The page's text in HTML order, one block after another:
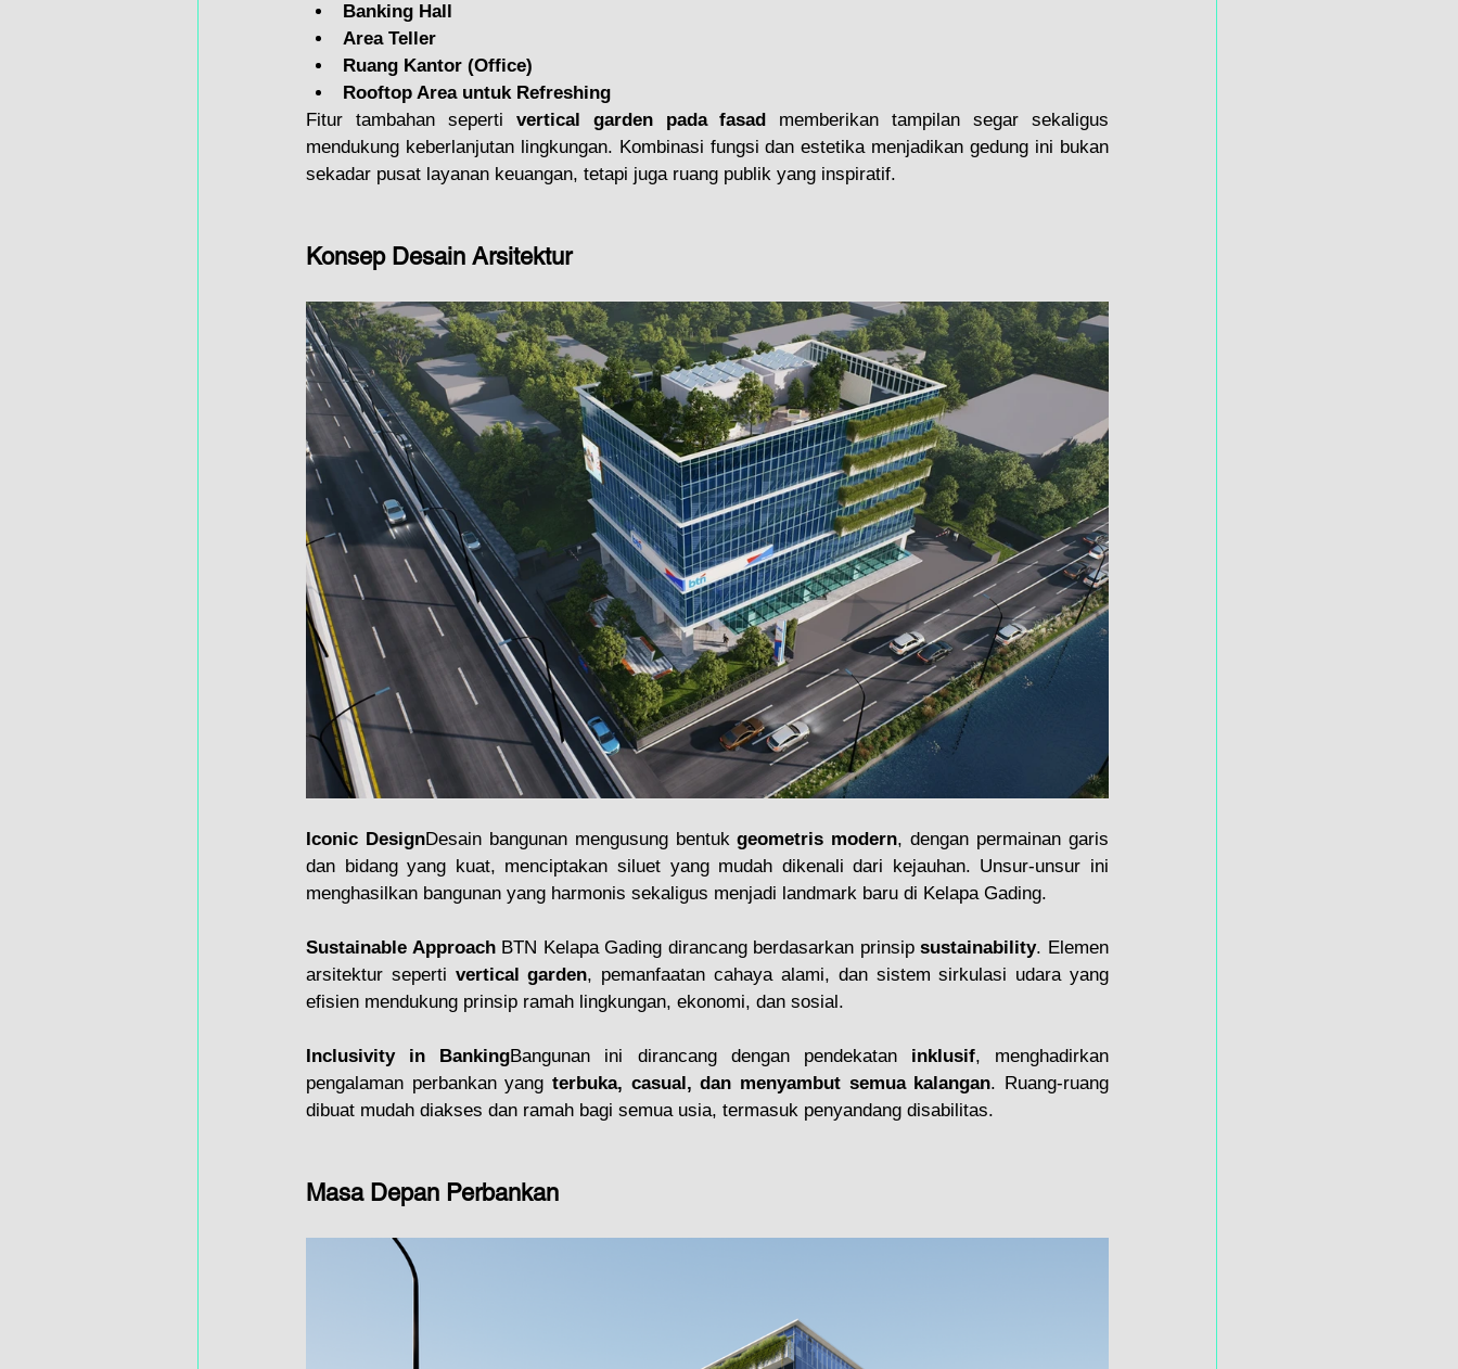
Banking Hall
Area Teller
Ruang Kantor (Office)
Rooftop Area untuk Refreshing
Fitur tambahan seperti vertical garden pada fasad memberikan tampilan segar sekaligus
mendukung keberlanjutan lingkungan. Kombinasi fungsi dan estetika menjadikan gedung ini bukan
sekadar pusat layanan keuangan, tetapi juga ruang publik yang inspiratif.
Konsep Desain Arsitektur
Iconic DesignDesain bangunan mengusung bentuk geometris modern, dengan permainan garis
dan bidang yang kuat, menciptakan siluet yang mudah dikenali dari kejauhan. Unsur-unsur ini
menghasilkan bangunan yang harmonis sekaligus menjadi landmark baru di Kelapa Gading.
Sustainable Approach BTN Kelapa Gading dirancang berdasarkan prinsip sustainability. Elemen
arsitektur seperti vertical garden, pemanfaatan cahaya alami, dan sistem sirkulasi udara yang
efisien mendukung prinsip ramah lingkungan, ekonomi, dan sosial.
Inclusivity in BankingBangunan ini dirancang dengan pendekatan inklusif, menghadirkan
pengalaman perbankan yang terbuka, casual, dan menyambut semua kalangan. Ruang-ruang
dibuat mudah diakses dan ramah bagi semua usia, termasuk penyandang disabilitas.
Masa Depan Perbankan